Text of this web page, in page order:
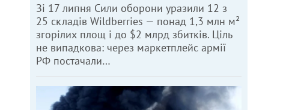
Зі 17 липня Сили оборони уразили 12 з
25 складів Wildberries — понад 1,3 млн м²
згорілих площ і до $2 млрд збитків. Ціль
не випадкова: через маркетплейс армії
РФ постачали…